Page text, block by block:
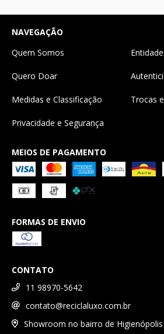
NAVEGAÇÃO
Quem Somos
Quero Doar
Medidas e Classificação Trocas
Privacidade e Segurança
MEIOS DE PAGAMENTO
FORMAS DE ENVIO
CONTATO
11 98970-5642
contato@reciclaluxo.com.br
Showroom no bairro de